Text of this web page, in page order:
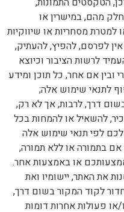
מהם, במישרין או
למטרת מסחריות או שיווקיות
לפרסם, להפיץ, להעתיק,
לרשות הציבור וכיוצא
ובין אם אחר, כל תוכן ומידע
לתנאי שימוש אלה;
דרך, לרבות, אך לא רק,
להשאיל או להמחות בכל
לפי תנאי שימוש אלה
בתמורה או ללא תמורה,
או באמצעות אחר.
את האתר, יישומיו ואת
לקוד המקור בשום דרך,
פעולות אחרות דומות